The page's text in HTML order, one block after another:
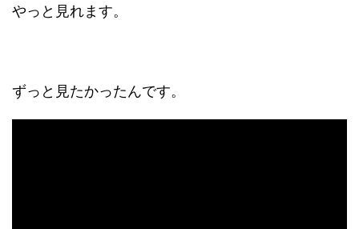
やっと見れます。
ずっと見たかったんです。